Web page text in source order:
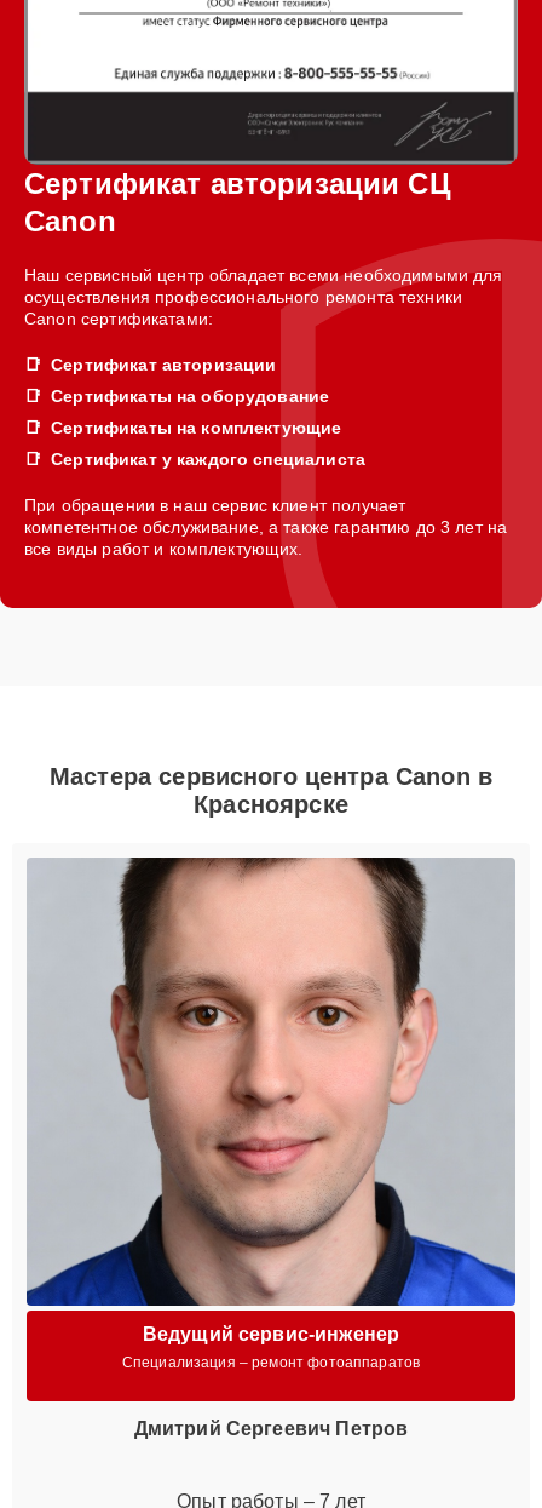
Сертификат авторизации СЦ
Canon
Наш сервисный центр обладает всеми необходимыми для
осуществления профессионального ремонта техники
Canon сертификатами:
Сертификат авторизации
Сертификаты на оборудование
Сертификаты на комплектующие
Сертификат у каждого специалиста
При обращении в наш сервис клиент получает
компетентное обслуживание, а также гарантию до 3 лет на
все виды работ и комплектующих.
Мастера сервисного центра Canon в
Красноярске
Ведущий сервис-инженер
Специализация – ремонт фотоаппаратов
Дмитрий Сергеевич Петров
Опыт работы – 7 лет